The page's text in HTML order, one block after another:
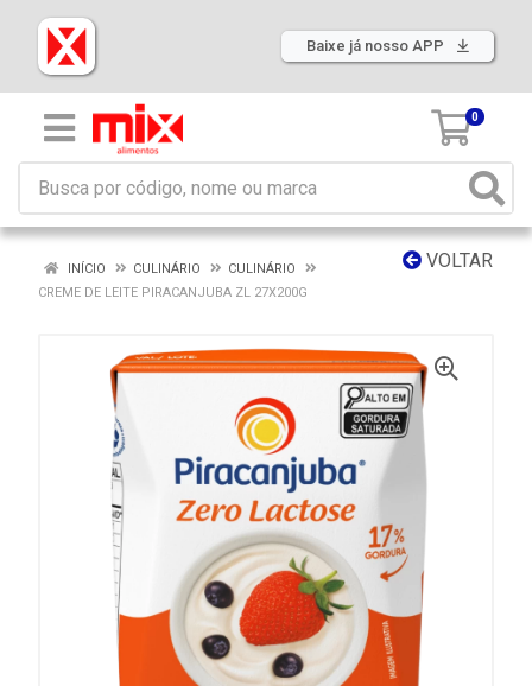
Baixe já nosso APP
0
VOLTAR
INÍCIO CULINÁRIO
CULINÁRIO
CREME DE LEITE PIRACANJUBA ZL 27X200G